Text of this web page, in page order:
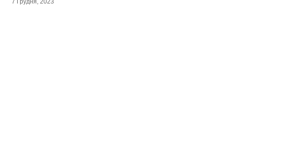
7 Грудня, 2023